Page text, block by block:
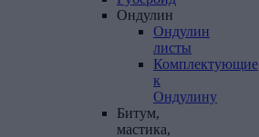
Ондулин
Ондулин
листы
Комплектующие
к
Ондулину
Битум,
мастика,